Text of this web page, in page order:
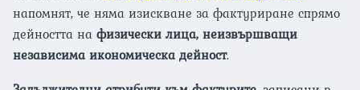
напомнят, че няма изискване за фактуриране спрямо
дейността нафизически лица, неизвършващи
независима икономическа дейност.